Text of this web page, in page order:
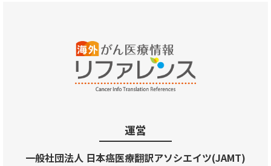
運営
一般社団法人 日本癌医療翻訳アソシエイツ(JAMT)